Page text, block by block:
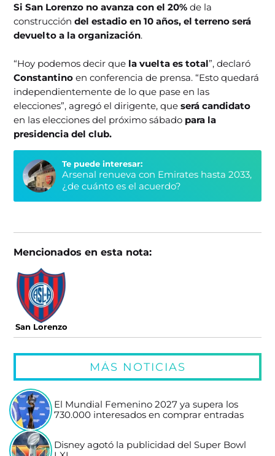
Si San Lorenzo no avanza con el 20% de la
construccióndel estadio en 10 años, el terreno será
devuelto a la organización.
“Hoy podemos decir que la vuelta es total”, declaró
Constantino en conferencia de prensa. “Esto quedará
independientemente de lo que pase en las
elecciones”, agregó el dirigente, que será candidato
en las elecciones del próximo sábado para la
presidencia del club.
Te puede interesar:
Arsenal renueva con Emirates hasta 2033,
¿de cuánto es el acuerdo?
Mencionados en esta nota:
San Lorenzo
MÁS NOTICIAS
El Mundial Femenino 2027 ya supera los
730.000 interesados en comprar entradas
Disney agotó la publicidad del Super Bowl